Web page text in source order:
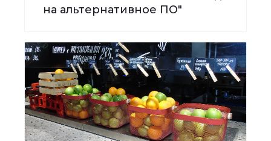
на альтернативное ПО"